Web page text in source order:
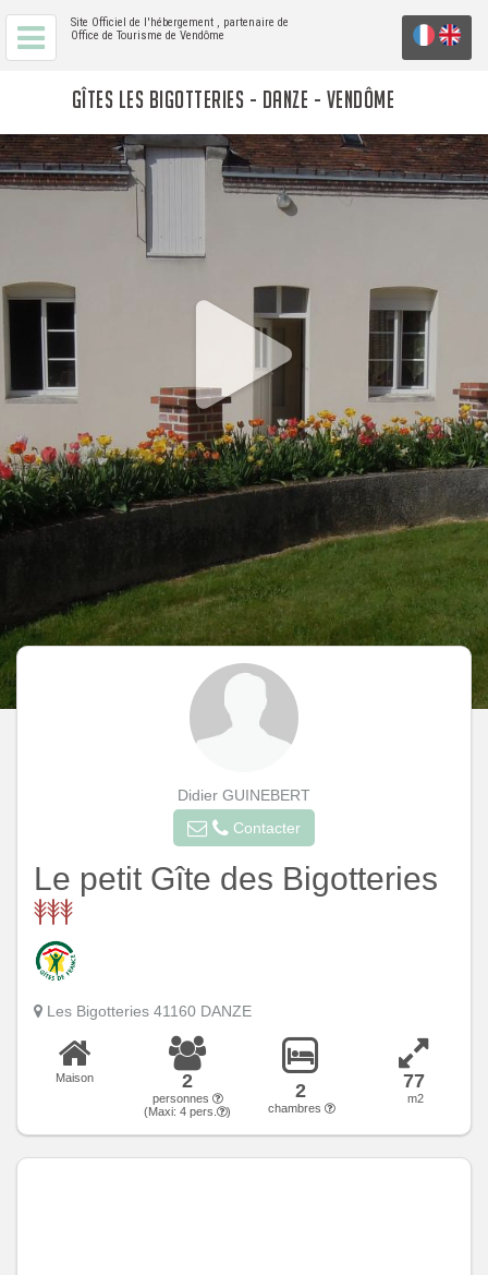
Site Officiel de l'hébergement , partenaire de
Office de Tourisme de Vendôme
GÎTES LES BIGOTTERIES - DANZE - VENDÔME
Didier GUINEBERT
Contacter
Le petit Gîte des Bigotteries
Les Bigotteries 41160 DANZE
Maison 2
personnes
(Maxi: 4 pers. )
2
chambres
77
m2